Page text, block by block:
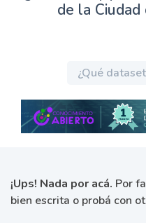
de la Ciudad
¡Ups! Nada por acá. Por
bien escrita o probá con